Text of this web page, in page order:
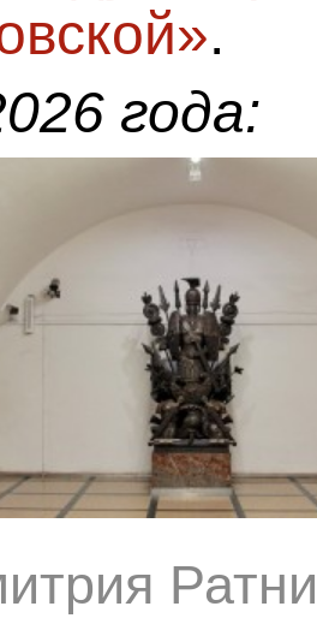
.
года: